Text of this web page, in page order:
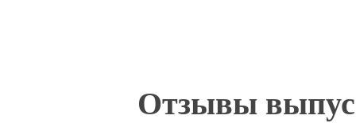
Отзывы